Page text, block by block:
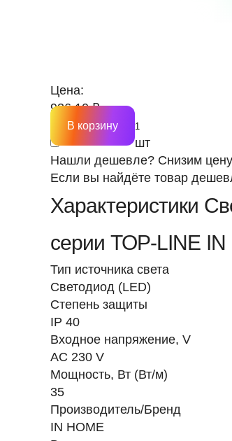
Цена:
936.10 ₽
шт
В корзину
Нашли дешевле? Снизим
Если вы найдёте товар
Характеристики
серии TOP-LINE IN
Тип источника света
Светодиод (LED)
Степень защиты
IP 40
Входное напряжение, V
AC 230 V
Мощность, Вт (Вт/м)
35
Производитель/Бренд
IN HOME